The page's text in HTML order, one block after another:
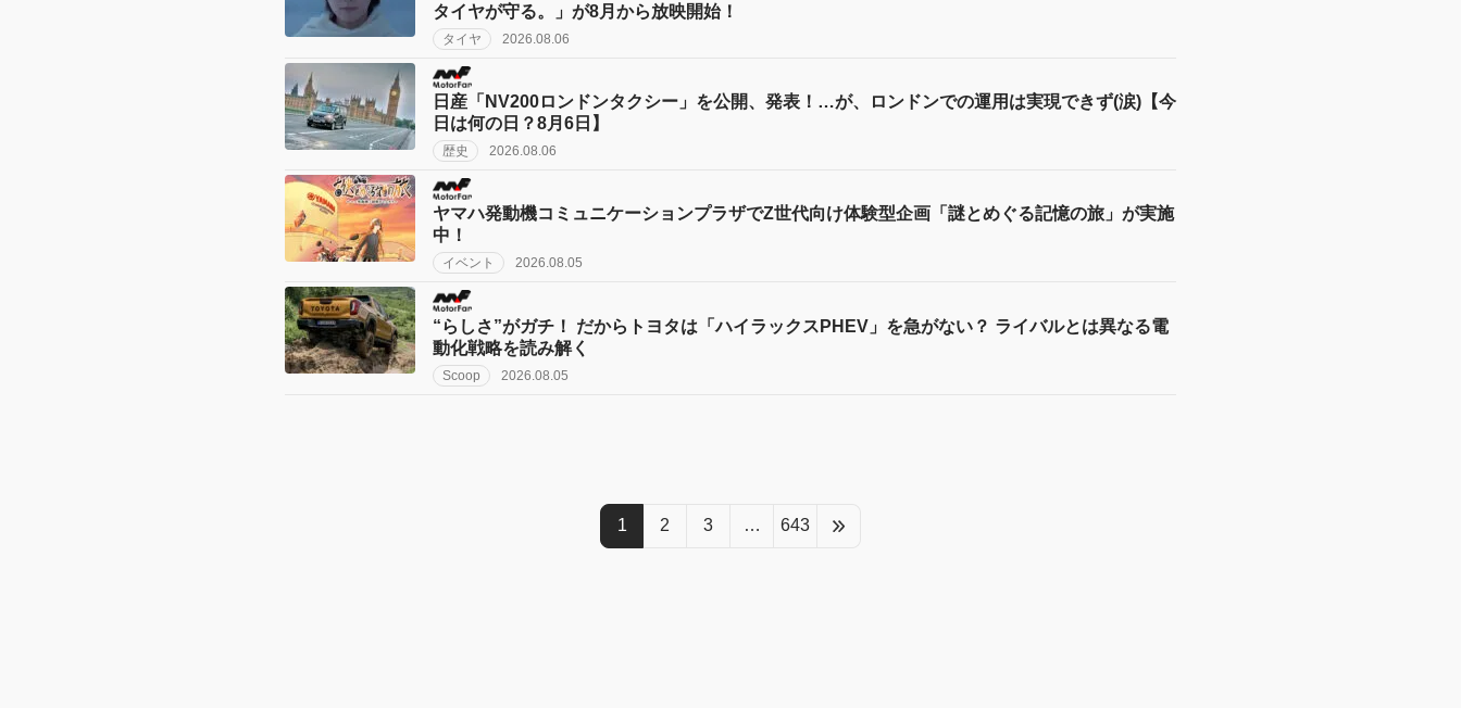
タイヤが守る。」が8月から放映開始！
タイヤ 2026.08.06
日産「NV200ロンドンタクシー」を公開、発表！…が、ロンドンでの運用は実現できず(涙)【今
日は何の日？8月6日】
歴史 2026.08.06
ヤマハ発動機コミュニケーションプラザでZ世代向け体験型企画「謎とめぐる記憶の旅」が実施
中！
イベント 2026.08.05
“らしさ”がガチ！ だからトヨタは「ハイラックスPHEV」を急がない？ ライバルとは異なる電
動化戦略を読み解く
Scoop 2026.08.05
1 2 3 … 643